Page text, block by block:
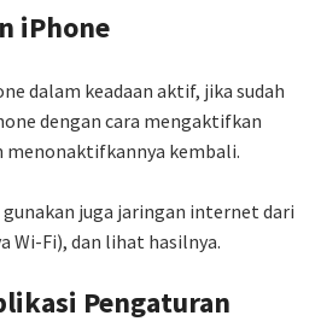
iPhone
dalam keadaan aktif, jika sudah
dengan cara mengaktifkan
menonaktifkannya kembali.
juga jaringan internet dari
Wi-Fi), dan lihat hasilnya.
Pengaturan